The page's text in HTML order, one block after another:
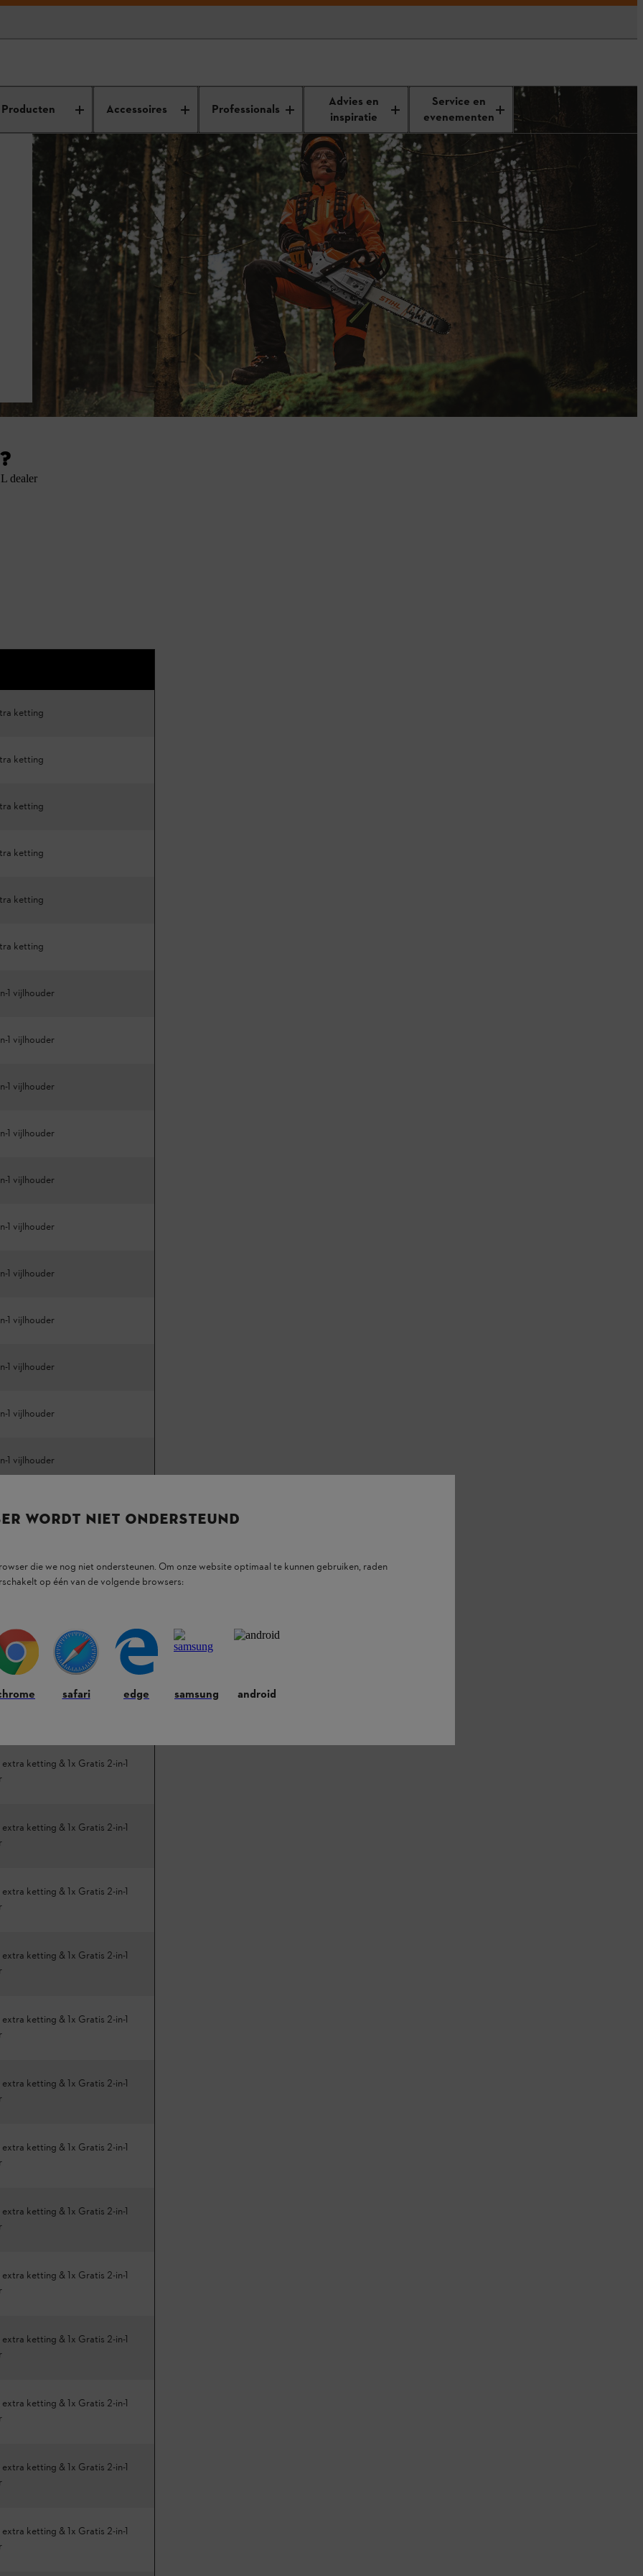
Producten Accessoires Professionals
Advies en
inspiratie
Service en
evenementen
dealer
ketting
ketting
ketting
ketting
ketting
ketting
1 vijlhouder
1 vijlhouder
1 vijlhouder
1 vijlhouder
1 vijlhouder
1 vijlhouder
1 vijlhouder
1 vijlhouder
1 vijlhouder
1 vijlhouder
1 vijlhouder
ketting & Gratis 2-in-1
ketting & Gratis 2-in-1
ketting & Gratis 2-in-1
ketting & 1x Gratis 2-in-1
ketting & 1x Gratis 2-in-1
ketting & 1x Gratis 2-in-1
ketting & 1x Gratis 2-in-1
ketting & 1x Gratis 2-in-1
ketting & 1x Gratis 2-in-1
ketting & 1x Gratis 2-in-1
ketting & 1x Gratis 2-in-1
ketting & 1x Gratis 2-in-1
ketting & 1x Gratis 2-in-1
ketting & 1x Gratis 2-in-1
ketting & 1x Gratis 2-in-1
ketting & 1x Gratis 2-in-1
WORDT NIET ONDERSTEUND
die we nog niet ondersteunen. Om onze website optimaal te kunnen gebruiken, raden
op één van de volgende browsers:
safari edge samsung android